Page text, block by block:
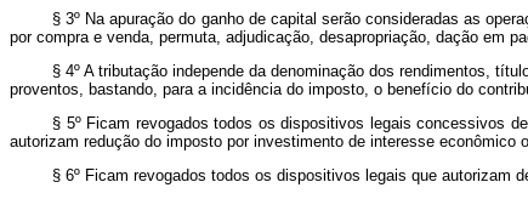
§ 3º Na apuração do ganho de capital serão consideradas as
por compra e venda, permuta, adjudicação, desapropriação, dação em
§ 4º A tributação independe da denominação dos rendimentos,
proventos, bastando, para a incidência do imposto, o benefício do
§ 5º Ficam revogados todos os dispositivos legais concessivos
autorizam redução do imposto por investimento de interesse econômico
§ 6º Ficam revogados todos os dispositivos legais que autorizam